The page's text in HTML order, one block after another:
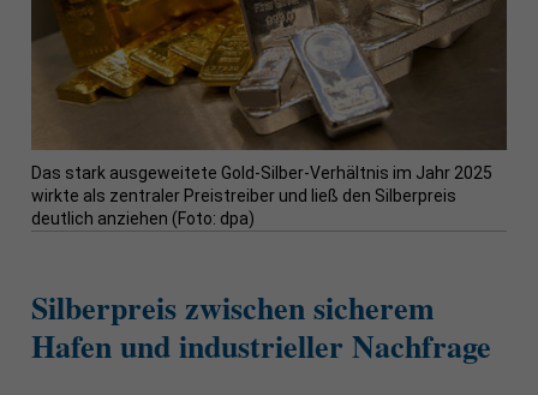
Das stark ausgeweitete Gold-Silber-Verhältnis im Jahr 2025
wirkte als zentraler Preistreiber und ließ den Silberpreis
deutlich anziehen (Foto: dpa)
Silberpreis zwischen sicherem
Hafen und industrieller Nachfrage